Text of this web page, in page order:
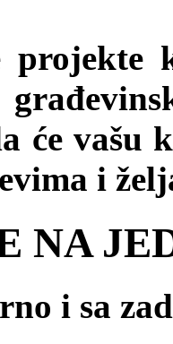
projekte
će vašu
i
NA
i sa